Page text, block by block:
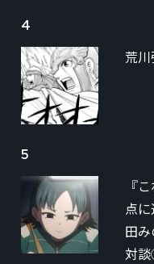
4
荒
5
『
点
田
対